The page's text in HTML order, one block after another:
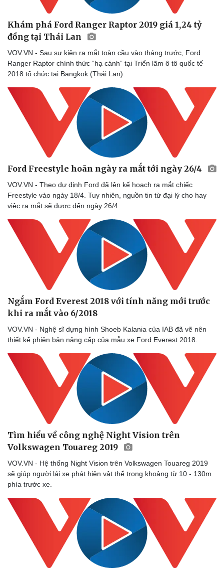
Sức khỏe
Dinh dưỡng - món ngon
Sản phụ khoa
Nhi khoa
Nam khoa
Làm đẹp - giảm cân
Phòng mạch online
Ăn sạch sống khỏe
Đời sống
Tình yêu - Gia đình
Khám phá Ford Ranger Raptor 2019 giá 1,24 tỷ
đồng tại Thái Lan
VOV.VN - Sau sự kiện ra mắt toàn cầu vào tháng trước, Ford
Ranger Raptor chính thức “hạ cánh” tại Triển lãm ô tô quốc tế
2018 tổ chức tại Bangkok (Thái Lan).
Ford Freestyle hoãn ngày ra mắt tới ngày 26/4
VOV.VN - Theo dự định Ford đã lên kế hoạch ra mắt chiếc
Freestyle vào ngày 18/4. Tuy nhiên, nguồn tin từ đại lý cho hay
việc ra mắt sẽ được đến ngày 26/4
Ngắm Ford Everest 2018 với tính năng mới trước
khi ra mắt vào 6/2018
VOV.VN - Nghệ sĩ dựng hình Shoeb Kalania của IAB đã vẽ nên
thiết kế phiên bản nâng cấp của mẫu xe Ford Everest 2018.
Tìm hiểu về công nghệ Night Vision trên
Volkswagen Touareg 2019
VOV.VN - Hệ thống Night Vision trên Volkswagen Touareg 2019
sẽ giúp người lái xe phát hiện vật thể trong khoảng từ 10 - 130m
phía trước xe.